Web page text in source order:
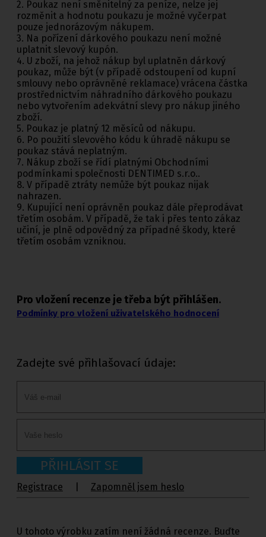
2. Poukaz není směnitelný za peníze, nelze jej
rozměnit a hodnotu poukazu je možné vyčerpat
pouze jednorázovým nákupem.
3. Na pořízení dárkového poukazu není možné
uplatnit slevový kupón.
4. U zboží, na jehož nákup byl uplatněn dárkový
poukaz, může být (v případě odstoupení od kupní
smlouvy nebo oprávněné reklamace) vrácena částka
prostřednictvím náhradního dárkového poukazu
nebo vytvořením adekvátní slevy pro nákup jiného
zboží.
5. Poukaz je platný 12 měsíců od nákupu.
6. Po použití slevového kódu k úhradě nákupu se
poukaz stává neplatným.
7. Nákup zboží se řídí platnými Obchodními
podmínkami společnosti DENTIMED s.r.o..
8. V případě ztráty nemůže být poukaz nijak
nahrazen.
9. Kupující není oprávněn poukaz dále přeprodávat
třetím osobám. V případě, že tak i přes tento zákaz
učiní, je plně odpovědný za případné škody, které
třetím osobám vzniknou.
Pro vložení recenze je třeba být přihlášen.
Podmínky pro vložení uživatelského hodnocení
Zadejte své přihlašovací údaje:
PŘIHLÁSIT SE
Registrace Zapomněl jsem heslo
U tohoto výrobku zatím není žádná recenze. Buďte